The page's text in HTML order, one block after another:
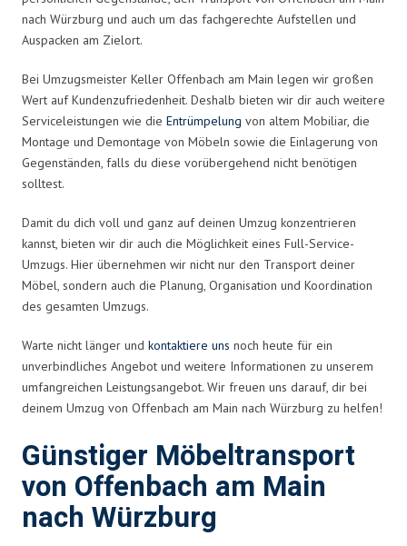
nach Würzburg und auch um das fachgerechte Aufstellen und
Auspacken am Zielort.
Bei Umzugsmeister Keller Offenbach am Main legen wir großen
Wert auf Kundenzufriedenheit. Deshalb bieten wir dir auch weitere
Serviceleistungen wie die Entrümpelung von altem Mobiliar, die
Montage und Demontage von Möbeln sowie die Einlagerung von
Gegenständen, falls du diese vorübergehend nicht benötigen
solltest.
Damit du dich voll und ganz auf deinen Umzug konzentrieren
kannst, bieten wir dir auch die Möglichkeit eines Full-Service-
Umzugs. Hier übernehmen wir nicht nur den Transport deiner
Möbel, sondern auch die Planung, Organisation und Koordination
des gesamten Umzugs.
Warte nicht länger und kontaktiere uns noch heute für ein
unverbindliches Angebot und weitere Informationen zu unserem
umfangreichen Leistungsangebot. Wir freuen uns darauf, dir bei
deinem Umzug von Offenbach am Main nach Würzburg zu helfen!
Günstiger Möbeltransport
von Offenbach am Main
nach Würzburg